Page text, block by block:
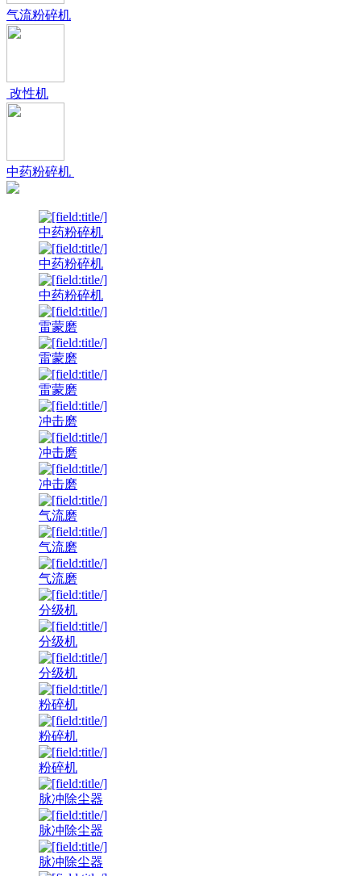
气流粉碎机
改性机
中药粉碎机
中药粉碎机
中药粉碎机
中药粉碎机
雷蒙磨
雷蒙磨
雷蒙磨
冲击磨
冲击磨
冲击磨
气流磨
气流磨
气流磨
分级机
分级机
分级机
粉碎机
粉碎机
粉碎机
脉冲除尘器
脉冲除尘器
脉冲除尘器